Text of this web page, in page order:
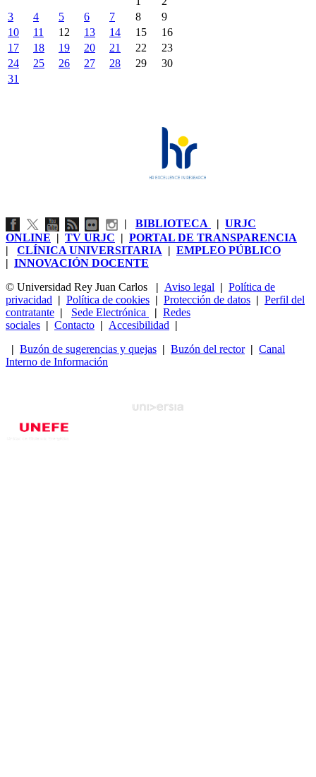
3
4 5 6 7 8
9
10
11 12 13 14 15
16
17
18 19 20 21 22
23
24
25 26 27 28 29
30
31
| BIBLIOTECA | URJC
ONLINE | TV URJC | PORTAL DE TRANSPARENCIA
| CLÍNICA UNIVERSITARIA | EMPLEO PÚBLICO
| INNOVACIÓN DOCENTE
© Universidad Rey Juan Carlos
| Aviso legal | Política de
privacidad | Política de cookies | Protección de datos | Perfil del
contratante | Sede Electrónica | Redes
sociales | Contacto | Accesibilidad |
| Buzón de sugerencias y quejas | Buzón del rector| Canal
Interno de Información